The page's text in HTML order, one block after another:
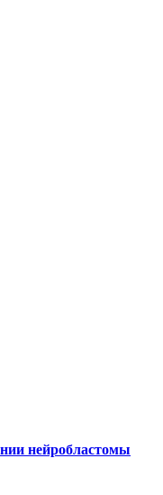
нейробластомы